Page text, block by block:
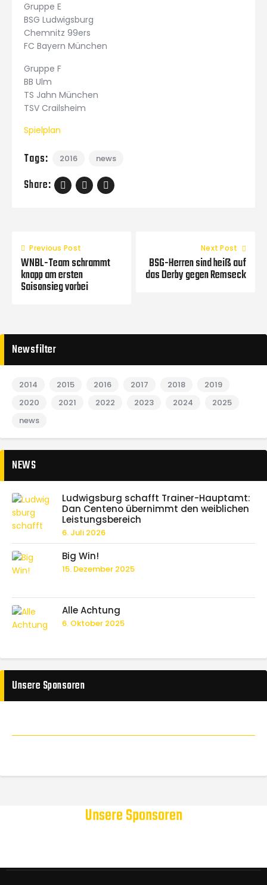
Gruppe E
BSG Ludwigsburg
Chemnitz 99ers
FC Bayern München
Gruppe F
BB Ulm
TS Jahn München
TSV Crailsheim
Spielplan
Tags: 2016 news
Share:
Previous Post
WNBL-Team schrammt
knapp am ersten
Saisonsieg vorbei
Next Post
BSG-Herren sind heiß auf
das Derby gegen Remseck
Newsfilter
2014 2015 2016 2017 2018
2019
2020
2021 2022 2023 2024
2025
news
NEWS
Ludwigsburg schafft Trainer-Hauptamt:
Dan Centeno übernimmt den weiblichen
Leistungsbereich
6. Juli 2026
Big Win!
15. Dezember 2025
Alle Achtung
6. Oktober 2025
Unsere Sponsoren
Unsere Sponsoren